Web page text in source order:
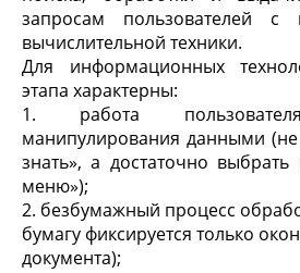
запросам пользователей с
вычислительной техники.
Для информационных
этапа характерны:
1. работа
манипулирования данными
знать», а достаточно выбрать
меню»);
2. безбумажный процесс
бумагу фиксируется только
документа);